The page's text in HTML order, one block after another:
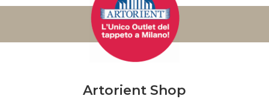
Artorient Shop